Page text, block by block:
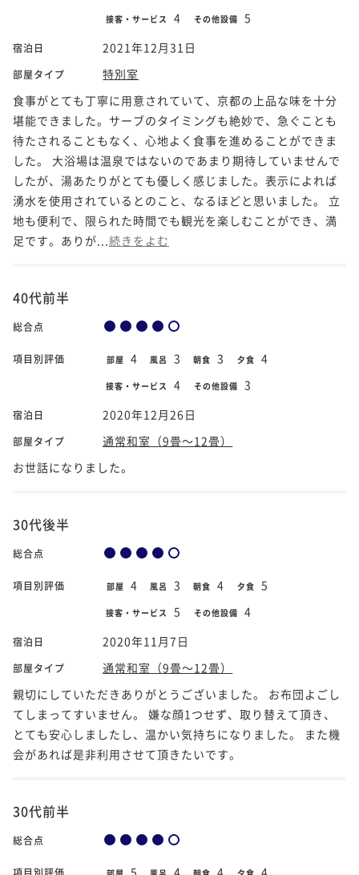
接客・サービス 4 その他設備 5
宿泊日 2021年12月31日
部屋タイプ
特別室
食事がとても丁寧に用意されていて、京都の上品な味を十分
堪能できました。サーブのタイミングも絶妙で、急ぐことも
待たされることもなく、心地よく食事を進めることができま
した。 大浴場は温泉ではないのであまり期待していませんで
したが、湯あたりがとても優しく感じました。表示によれば
湧水を使用されているとのこと、なるほどと思いました。 立
地も便利で、限られた時間でも観光を楽しむことができ、満
足です。ありが... 続きをよむ
40代前半
総合点
項目別評価 部屋 4 風呂 3 朝食 3 夕食 4
接客・サービス 4 その他設備 3
宿泊日 2020年12月26日
部屋タイプ
通常和室（9畳～12畳）
お世話になりました。
30代後半
総合点
項目別評価 部屋 4 風呂 3 朝食 4 夕食 5
接客・サービス 5 その他設備 4
宿泊日 2020年11月7日
部屋タイプ
通常和室（9畳～12畳）
親切にしていただきありがとうございました。 お布団よごし
てしまってすいません。 嫌な顔1つせず、取り替えて頂き、
とても安心しましたし、温かい気持ちになりました。 また機
会があれば是非利用させて頂きたいです。
30代前半
総合点
項目別評価 部屋 5 風呂 4 朝食 4 夕食 4